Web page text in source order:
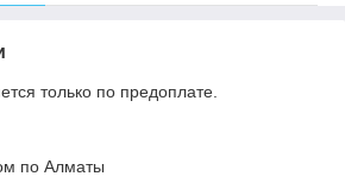
только по предоплате.
по Алматы